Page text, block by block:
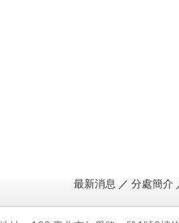
最新消息 ／ 分處簡介